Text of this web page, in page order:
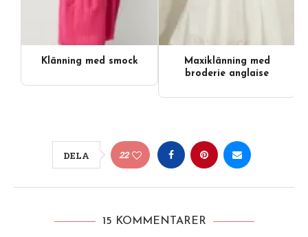
Klänning med smock
Maxiklänning med
broderie anglaise
DELA 22
15 KOMMENTARER